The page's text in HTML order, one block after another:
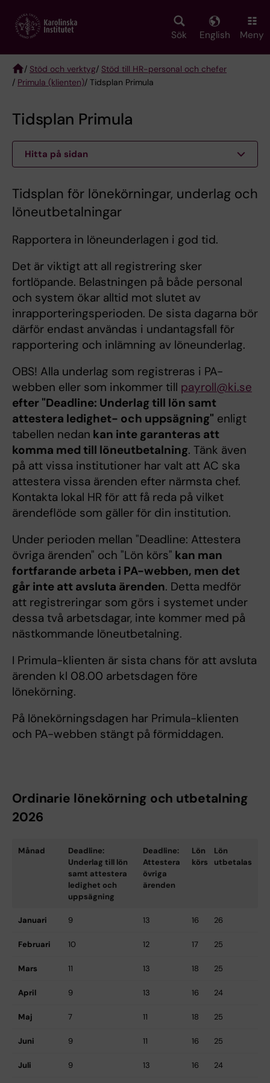
main
Sök English Meny
Breadcrumb
/ Stöd och verktyg/ Stöd till HR-personal och chefer
/ Primula (klienten)/ Tidsplan Primula
Tidsplan Primula
Hitta på sidan
Tidsplan för lönekörningar, underlag och
löneutbetalningar
Rapportera in löneunderlagen i god tid.
Det är viktigt att all registrering sker
fortlöpande. Belastningen på både personal
och system ökar alltid mot slutet av
inrapporteringsperioden. De sista dagarna bör
därför endast användas i undantagsfall för
rapportering och inlämning av löneunderlag.
OBS! Alla underlag som registreras i PA-
webben eller som inkommer till payroll@ki.se
efter "Deadline: Underlag till lön samt
attestera ledighet- och uppsägning" enligt
tabellen nedan kan inte garanteras att
komma med till löneutbetalning. Tänk även
på att vissa institutioner har valt att AC ska
attestera vissa ärenden efter närmsta chef.
Kontakta lokal HR för att få reda på vilket
ärendeflöde som gäller för din institution.
Under perioden mellan "Deadline: Attestera
övriga ärenden" och "Lön körs" kan man
fortfarande arbeta i PA-webben, men det
går inte att avsluta ärenden. Detta medför
att registreringar som görs i systemet under
dessa två arbetsdagar, inte kommer med på
nästkommande löneutbetalning.
I Primula-klienten är sista chans för att avsluta
ärenden kl 08.00 arbetsdagen före
lönekörning.
På lönekörningsdagen har Primula-klienten
och PA-webben stängt på förmiddagen.
Ordinarie lönekörning och utbetalning
2026
Månad
Deadline:
Underlag till lön
samt attestera
ledighet och
uppsägning
Deadline:
Attestera
övriga
ärenden
Lön
körs
Lön
utbetalas
Januari 9 13 16 26
Februari 10 12 17 25
Mars 11 13 18 25
April 9 13 16 24
Maj 7 11 18 25
Juni 9 11 16 25
Juli 9 13 16 24